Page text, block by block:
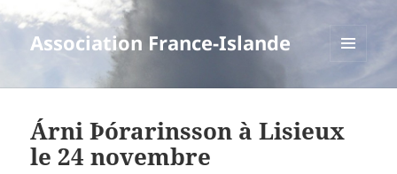
Association France-Islande
Árni Þórarinsson à Lisieux
le 24 novembre